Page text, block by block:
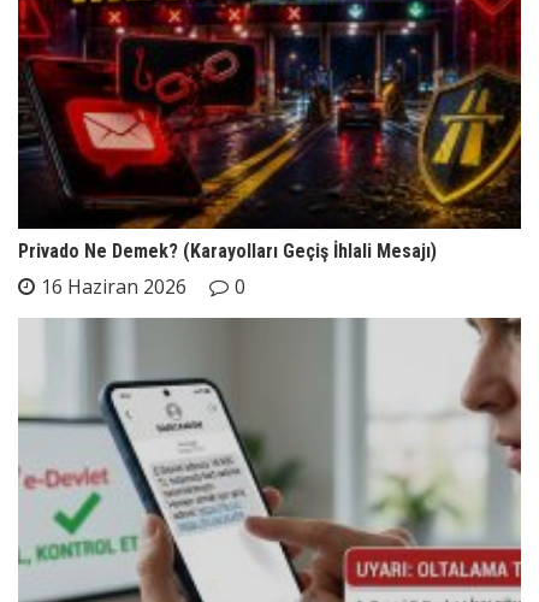
Privado Ne Demek? (Karayolları Geçiş İhlali Mesajı)
16 Haziran 2026 0